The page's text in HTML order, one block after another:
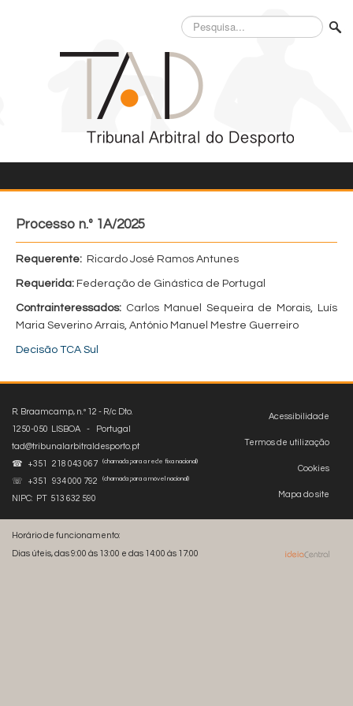
Pesquisa...
Processo n.º 1A/2025
Requerente: Ricardo José Ramos Antunes
Requerida: Federação de Ginástica de Portugal
Contrainteressados: Carlos Manuel Sequeira de Morais, Luís
Maria Severino Arrais, António Manuel Mestre Guerreiro
Decisão TCA Sul
Acessibilidade
Termos de utilização
Cookies
Mapa do site
R. Braamcamp, n.º 12 - R/c Dto.
1250-050 LISBOA - Portugal
tad@tribunalarbitraldesporto.pt
☎ +351 218 043 067
(chamada para a rede fixa nacional)
☏ +351 934 000 792 (chamada para a móvel nacional)
NIPC: PT 513 632 590
Horário de funcionamento:
Dias úteis, das 9:00 às 13:00 e das 14:00 às 17:00